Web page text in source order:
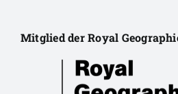
Mitglied der Royal